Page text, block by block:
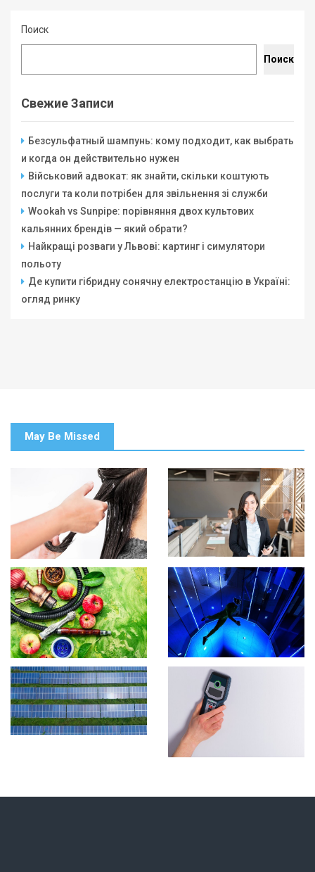
Поиск
Поиск
Свежие Записи
Безсульфатный шампунь: кому подходит, как выбрать
и когда он действительно нужен
Військовий адвокат: як знайти, скільки коштують
послуги та коли потрібен для звільнення зі служби
Wookah vs Sunpipe: порівняння двох культових
кальянних брендів — який обрати?
Найкращі розваги у Львові: картинг і симулятори
польоту
Де купити гібридну сонячну електростанцію в Україні:
огляд ринку
May Be Missed